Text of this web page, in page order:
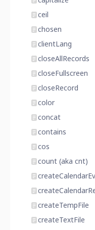
ceil
chosen
clientLang
closeAllRecords
closeFullscreen
closeRecord
color
concat
contains
cos
count (aka cnt)
createTempFile
createTextFile